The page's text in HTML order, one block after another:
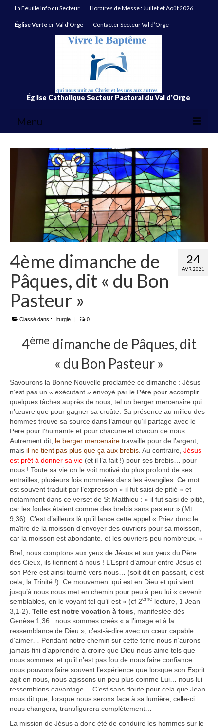
La Feuille Info du Secteur Horaires de Messe : Juillet et Août 2026
Église Verte en Val d’Orge Contacter Secteur Val d’Orge
Église Catholique Secteur Pastoral du Val d'Orge
Menu
La Feuille Info du Secteur
Horaires de Messe : Juillet et Août 2026
Église Verte en Val d’Orge
Contacter Secteur Val d’Orge
24
AVR 2021
4ème dimanche de
Pâques, dit « du Bon
Pasteur »
Classé dans : Liturgie 0
4ème dimanche de Pâques, dit
« du Bon Pasteur »
Savourons la Bonne Nouvelle proclamée ce dimanche : Jésus
n’est pas un « exécutant » envoyé par le Père pour accomplir
quelques tâches auprès de nous, tel un berger mercenaire qui
n’œuvre que pour gagner sa croûte. Sa présence au milieu des
hommes trouve sa source dans l’amour qu’il partage avec le
Père pour l’humanité et pour chacune et chacun de nous…
Autrement dit, le berger mercenaire travaille pour de l’argent,
mais il ne tient pas plus que ça aux brebis . Au contraire, Jésus
est prêt à donner sa vie (et il l’a fait !) pour ses brebis… pour
nous ! Toute sa vie on le voit motivé du plus profond de ses
entrailles, plusieurs fois nommées dans les évangiles. Ce mot
est souvent traduit par l’expression « il fut saisi de pitié » et
notamment dans ce verset de St Matthieu : « il fut saisi de pitié,
car les foules étaient comme des brebis sans pasteur » (Mt
9,36). C’est d’ailleurs là qu’il lance cette appel « Priez donc le
maître de la moisson d’envoyer des ouvriers pour sa moisson,
car la moisson est abondante, et les ouvriers peu nombreux. »
Bref, nous comptons aux yeux de Jésus et aux yeux du Père
des Cieux, ils tiennent à nous ! L’Esprit d’amour entre Jésus et
son Père est ainsi tourné vers nous… (soit dit en passant, c’est
cela, la Trinité !). Ce mouvement qui est en Dieu et qui vient
jusqu’à nous nous met en chemin pour peu à peu lui « devenir
semblables, en le voyant tel qu’il est » (cf 2ème lecture, 1 Jean
3,1-2). Telle est notre vocation à tous , manifestée dès
Genèse 1,36 : nous sommes créés « à l’image et à la
ressemblance de Dieu », c’est-à-dire avec un cœur capable
d’aimer… Pendant notre chemin sur cette terre nous n’aurons
jamais fini d’apprendre à croire que Dieu nous aime tels que
nous sommes, et qu’il n’est pas fou de nous faire confiance…
nous pouvons faire souvent l’expérience que lorsque son Esprit
agit en nous, nous agissons un peu plus comme Lui… nous lui
ressemblons davantage… C’est sans doute pour cela que Jean
nous dit que, lorsque nous serons face à sa lumière, celle-ci
nous changera, transfigurera complètement…
La mission de Jésus a donc été de conduire les hommes sur le